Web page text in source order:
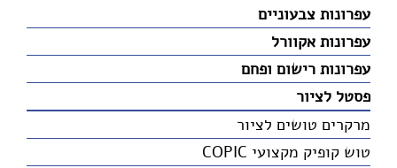
עפרונות צבעוניים
עפרונות אקוורל
עפרונות רישום ופחם
פסטל לציור
מרקרים טושים לציור
טוש קופיק מקצועי COPIC